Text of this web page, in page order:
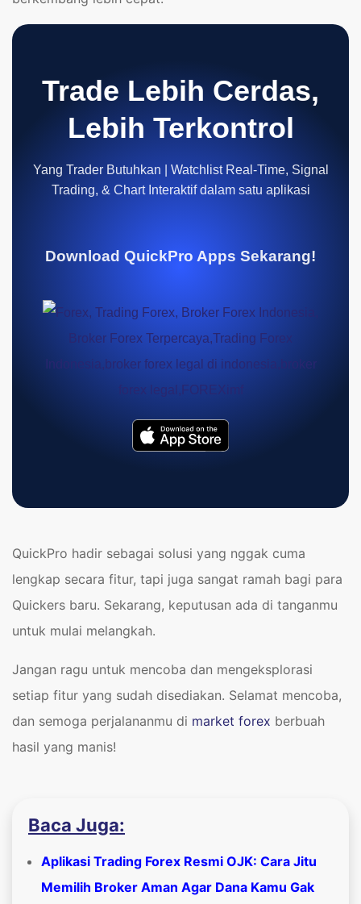
Trade Lebih Cerdas,
Lebih Terkontrol
Yang Trader Butuhkan | Watchlist Real-Time, Signal
Trading, & Chart Interaktif dalam satu aplikasi
Download QuickPro Apps Sekarang!
QuickPro hadir sebagai solusi yang nggak cuma
lengkap secara fitur, tapi juga sangat ramah bagi para
Quickers baru. Sekarang, keputusan ada di tanganmu
untuk mulai melangkah.
Jangan ragu untuk mencoba dan mengeksplorasi
setiap fitur yang sudah disediakan. Selamat mencoba,
dan semoga perjalananmu di market forex berbuah
hasil yang manis!
Baca Juga:
Aplikasi Trading Forex Resmi OJK: Cara Jitu
Memilih Broker Aman Agar Dana Kamu Gak